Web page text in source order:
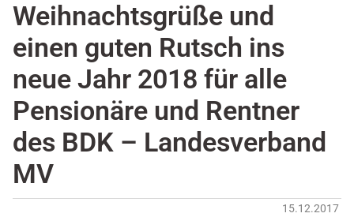
Weihnachtsgrüße und
einen guten Rutsch ins
neue Jahr 2018 für alle
Pensionäre und Rentner
des BDK – Landesverband
MV
15.12.2017